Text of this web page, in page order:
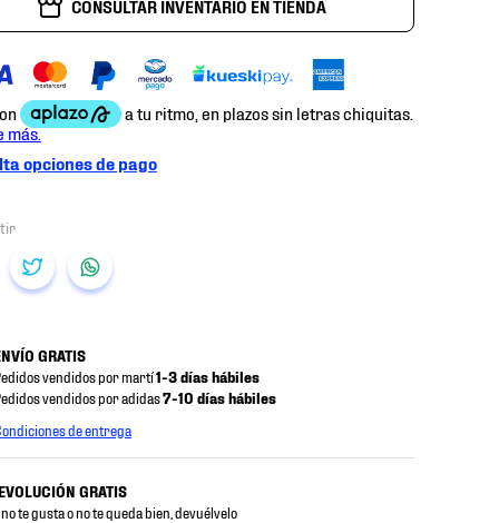
CONSULTAR INVENTARIO EN TIENDA
opciones de pago
GRATIS
vendidos por martí1-3 días hábiles
vendidos por adidas7-10 días hábiles
de entrega
GRATIS
te gusta o no te queda bien, devuélvelo